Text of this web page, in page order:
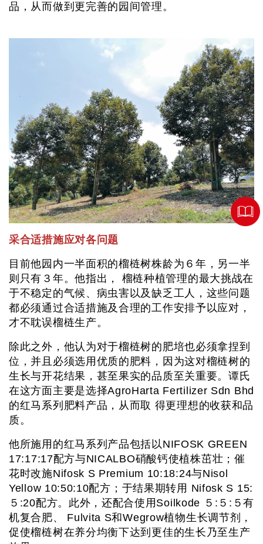
品，从而做到更完善的园间管理。
采合适措施应对各问题
目前他园内一半面积的榴梿树株龄为６年，另一半
则只有３年。他指出， 榴梿种植管理的最大挑战在
于不稳定的气候、病虫害以及缺乏工人，这些问题
都必须通过合适措施及合理的工作安排予以应对，
才不耽误榴梿生产。
除此之外，他认为对于榴梿树的肥培也必须拿捏到
位，并且必须选用优质的肥料，因为这对榴梿树的
生长与开花结果，甚至果实的品质至关重要。谭氏
在这方面主要是选择AgroHarta Fertilizer Sdn Bhd
的红马系列肥料产品，从而取 得更理想的收获和品
质。
他所施用的红马系列产品包括以NIFOSK GREEN
17:17:17配方与NICALBO硝酸钙使植株茁壮；催
花时改施Nifosk S Premium 10:18:24与Nisol
Yellow 10:50:10配方；于结果期转用 Nifosk S 15:
５:20配方。此外，还配合使用Soilkode ５:５:５有
机复合肥、 Fulvita S和Wegrow植物生长调节剂，
促使榴梿树在养分均衡下达到更佳的生长乃至生产